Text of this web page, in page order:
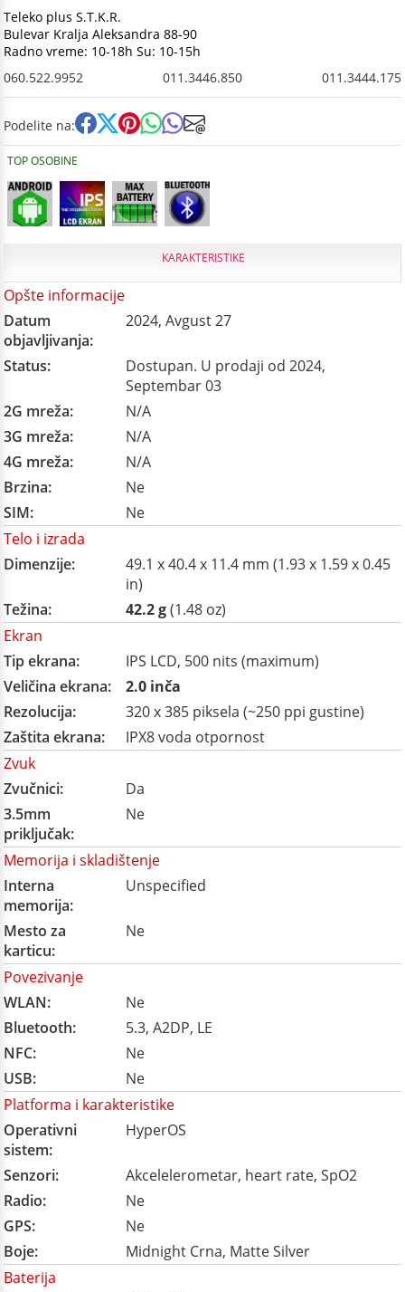
Teleko plus S.T.K.R.
Bulevar Kralja Aleksandra 88-90
Radno vreme: 10-18h Su: 10-15h
060.522.9952
011.3446.850 011.3444.175
Podelite na:
TOP OSOBINE
KARAKTERISTIKE
Opšte informacije
Datum
objavljivanja:
2024, Avgust 27
Status:
Dostupan. U prodaji od 2024,
Septembar 03
2G mreža:
N/A
3G mreža:
N/A
4G mreža:
N/A
Brzina:
Ne
SIM:
Ne
Telo i izrada
Dimenzije:
49.1 x 40.4 x 11.4 mm (1.93 x 1.59 x 0.45
in)
Težina:
42.2 g(1.48 oz)
Ekran
Tip ekrana:
IPS LCD, 500 nits (maximum)
Veličina ekrana:
2.0 inča
Rezolucija:
320 x 385 piksela (~250 ppi gustine)
Zaštita ekrana:
IPX8 voda otpornost
Zvuk
Zvučnici:
Da
3.5mm
priključak:
Ne
Memorija i skladištenje
Interna
memorija:
Unspecified
Mesto za
karticu:
Ne
Povezivanje
WLAN:
Ne
Bluetooth:
5.3, A2DP, LE
NFC:
Ne
USB:
Ne
Platforma i karakteristike
Operativni
sistem:
HyperOS
Senzori:
Akcelelerometar, heart rate, SpO2
Radio:
Ne
GPS:
Ne
Boje:
Midnight Crna, Matte Silver
Baterija